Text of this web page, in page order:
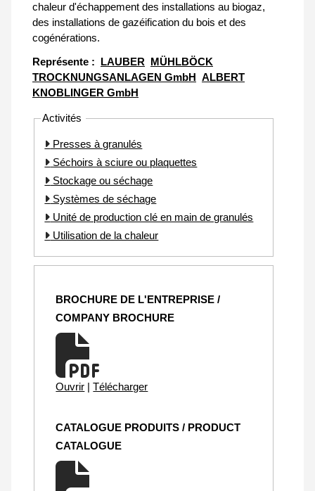
chaleur d'échappement des installations au biogaz,
des installations de gazéification du bois et des
cogénérations.
Représente : LAUBER MÜHLBÖCK
TROCKNUNGSANLAGEN GmbH ALBERT
KNOBLINGER GmbH
Activités
Presses à granulés
Séchoirs à sciure ou plaquettes
Stockage ou séchage
Systèmes de séchage
Unité de production clé en main de granulés
Utilisation de la chaleur
BROCHURE DE L'ENTREPRISE /
COMPANY BROCHURE
Ouvrir | Télécharger
CATALOGUE PRODUITS / PRODUCT
CATALOGUE